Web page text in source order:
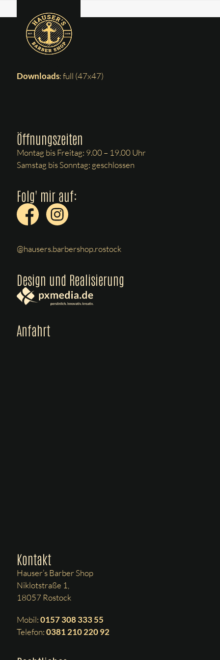
to
contentmobile
menu
mobile
menu
facebook
Downloads:full (47x47)
Öffnungszeiten
Montag bis Freitag: 9.00 – 19.00 Uhr
Samstag bis Sonntag: geschlossen
Folg' mir auf:
@hausers.barbershop.rostock
Design und Realisierung
Anfahrt
Kontakt
Hauser’s Barber Shop
Niklotstraße 1,
18057 Rostock
Mobil:0157 308 333 55
Telefon:0381 210 220 92